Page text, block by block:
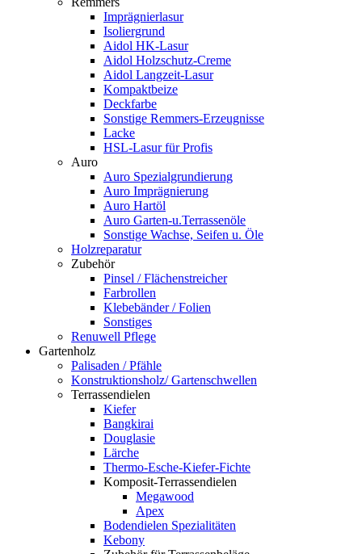
Imprägnierlasur
Isoliergrund
Aidol HK-Lasur
Aidol Holzschutz-Creme
Aidol Langzeit-Lasur
Kompaktbeize
Deckfarbe
Sonstige Remmers-Erzeugnisse
Lacke
HSL-Lasur für Profis
Auro
Auro Spezialgrundierung
Auro Imprägnierung
Auro Hartöl
Auro Garten-u.Terrassenöle
Sonstige Wachse, Seifen u. Öle
Holzreparatur
Zubehör
Pinsel / Flächenstreicher
Farbrollen
Klebebänder / Folien
Sonstiges
Renuwell Pflege
Gartenholz
Palisaden / Pfähle
Konstruktionsholz/ Gartenschwellen
Terrassendielen
Kiefer
Bangkirai
Douglasie
Lärche
Thermo-Esche-Kiefer-Fichte
Komposit-Terrassendielen
Megawood
Apex
Bodendielen Spezialitäten
Kebony